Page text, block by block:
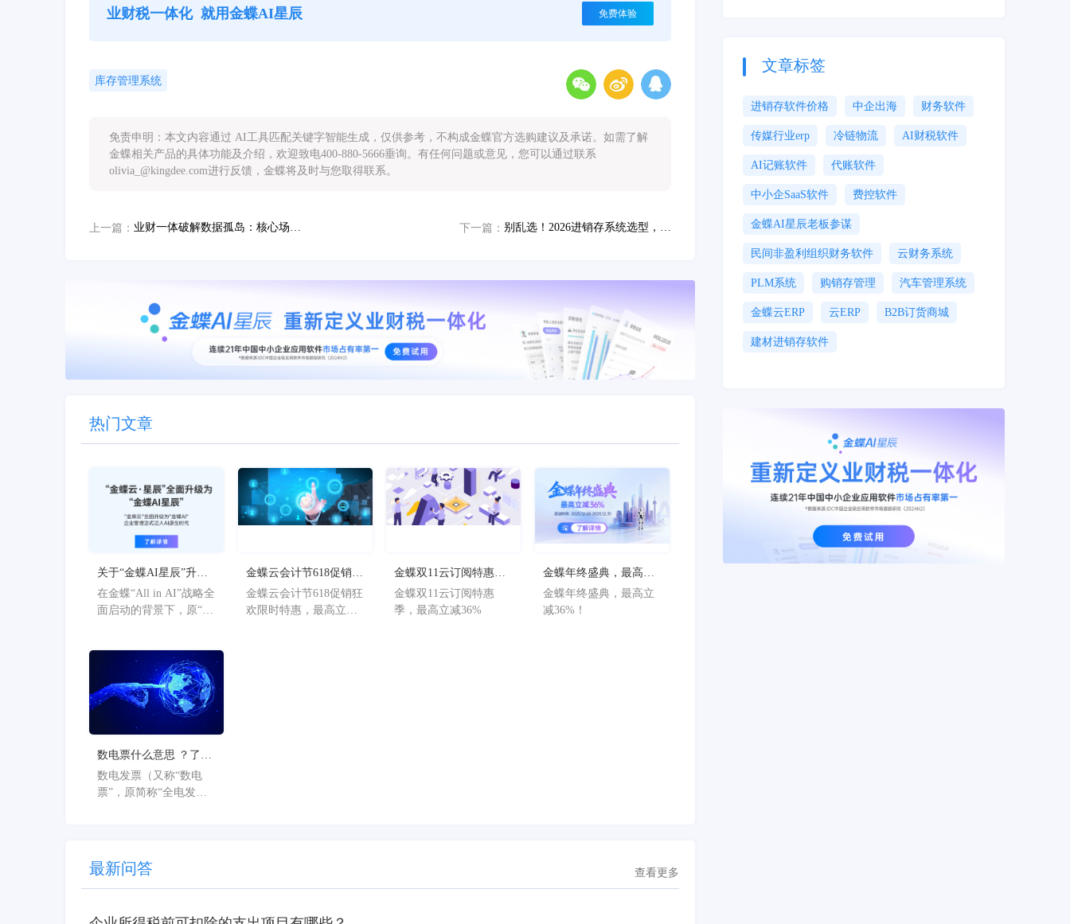
业财税一体化 就用金蝶AI星辰 免费体验
库存管理系统
免责申明：本文内容通过 AI工具匹配关键字智能生成，仅供参考，不构成金蝶官方选购建议及承诺。如需了解
金蝶相关产品的具体功能及介绍，欢迎致电400-880-5666垂询。有任何问题或意见，您可以通过联系
olivia_@kingdee.com进行反馈，金蝶将及时与您取得联系。
上一篇： 业财一体破解数据孤岛：核心场景痛点与实战指南 下一篇： 别乱选！2026进销存系统选型，这几点必须注意
热门文章
关于“金蝶AI星辰”升级
为“金蝶AI星辰”的官方
公告
在金蝶“All in AI”战略全
面启动的背景下，原“金
次从“云”到“AI”的品牌
焕新，标志着星辰系列
产品全面迈入AI驱动的
新阶段，旨在以AI技术
重构小微企业数智化解
入新动能。
金蝶云会计节618促销狂
欢限时特惠，最高立减
36%
金蝶云会计节618促销狂
欢限时特惠，最高立减
金蝶双11云订阅特惠
季，最高立减36%
金蝶双11云订阅特惠
季，最高立减36%
金蝶年终盛典，最高立
减36%！
金蝶年终盛典，最高立
减36%！
数电票什么意思 ？了解
数电票的基本概念
数电发票（又称“数电
票”，原简称“全电发
效力的全新发票，不以
纸质形式存在、不用介
质支撑、无须申请领
最新问答 查看更多
文章标签
进销存软件价格 中企出海 财务软件
传媒行业erp 冷链物流 AI财税软件
AI记账软件 代账软件
中小企SaaS软件 费控软件
金蝶AI星辰老板参谋
民间非盈利组织财务软件 云财务系统
PLM系统 购销存管理 汽车管理系统
金蝶云ERP 云ERP B2B订货商城
建材进销存软件